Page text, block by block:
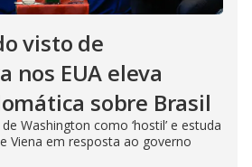
visto de
nos EUA eleva
sobre Brasil
Washington como ‘hostil’ e estuda
Viena em resposta ao governo